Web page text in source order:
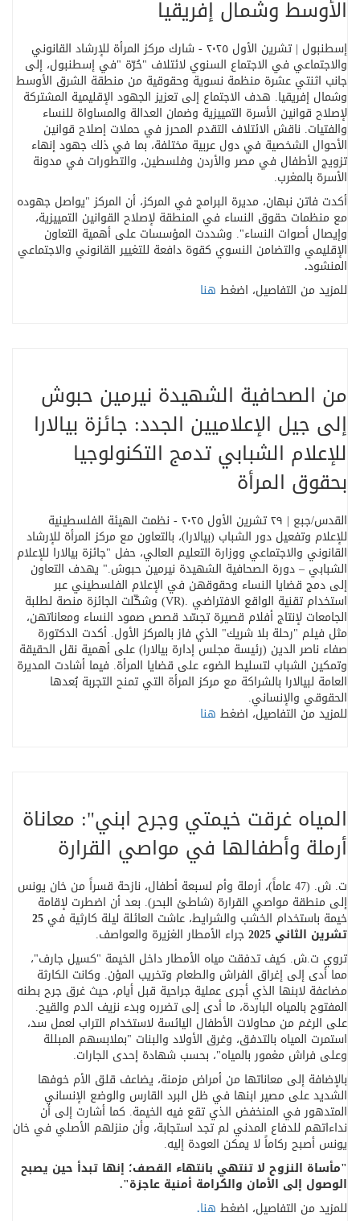
الأوسط وشمال إفريقيا
إسطنبول | تشرين الأول ٢٠٢٥ - شارك مركز المرأة للإرشاد القانوني
والاجتماعي في الاجتماع السنوي لائتلاف "حُرّة "في إسطنبول، إلى
جانب اثنتي عشرة منظمة نسوية وحقوقية من منطقة الشرق الأوسط
وشمال إفريقيا. هدف الاجتماع إلى تعزيز الجهود الإقليمية المشتركة
لإصلاح قوانين الأسرة التمييزية وضمان العدالة والمساواة للنساء
والفتيات. ناقش الائتلاف التقدم المحرز في حملات إصلاح قوانين
الأحوال الشخصية في دول عربية مختلفة، بما في ذلك جهود إنهاء
تزويج الأطفال في مصر والأردن وفلسطين، والتطورات في مدونة
الأسرة بالمغرب.
أكدت فاتن نبهان، مديرة البرامج في المركز، أن المركز "يواصل جهوده
مع منظمات حقوق النساء في المنطقة لإصلاح القوانين التمييزية،
وإيصال أصوات النساء". وشددت المؤسسات على أهمية التعاون
الإقليمي والتضامن النسوي كقوة دافعة للتغيير القانوني والاجتماعي
المنشود.
للمزيد من التفاصيل، اضغط هنا
من الصحافية الشهيدة نيرمين حبوش
إلى جيل الإعلاميين الجدد: جائزة بيالارا
للإعلام الشبابي تدمج التكنولوجيا
بحقوق المرأة
القدس/جبع | ٢٩ تشرين الأول ٢٠٢٥ - نظمت الهيئة الفلسطينية
للإعلام وتفعيل دور الشباب (بيالارا)، بالتعاون مع مركز المرأة للإرشاد
القانوني والاجتماعي ووزارة التعليم العالي، حفل "جائزة بيالارا للإعلام
الشبابي – دورة الصحافية الشهيدة نيرمين حبوش". يهدف التعاون
إلى دمج قضايا النساء وحقوقهن في الإعلام الفلسطيني عبر
استخدام تقنية الواقع الافتراضي (VR). وشكّلت الجائزة منصة لطلبة
الجامعات لإنتاج أفلام قصيرة تجسّد قصص صمود النساء ومعاناتهن،
مثل فيلم "رحلة بلا شريك" الذي فاز بالمركز الأول. أكدت الدكتورة
صفاء ناصر الدين (رئيسة مجلس إدارة بيالارا) على أهمية نقل الحقيقة
وتمكين الشباب لتسليط الضوء على قضايا المرأة. فيما أشادت المديرة
العامة لبيالارا بالشراكة مع مركز المرأة التي تمنح التجربة بُعدها
الحقوقي والإنساني.
للمزيد من التفاصيل، اضغط هنا
المياه غرقت خيمتي وجرح ابني": معاناة
أرملة وأطفالها في مواصي القرارة
ت. ش. (47 عاماً)، أرملة وأم لسبعة أطفال، نازحة قسراً من خان يونس
إلى منطقة مواصي القرارة (شاطئ البحر). بعد أن اضطرت لإقامة
خيمة باستخدام الخشب والشرايط، عاشت العائلة ليلة كارثية في 25
تشرين الثاني 2025 جراء الأمطار الغزيرة والعواصف.
تروي ت.ش. كيف تدفقت مياه الأمطار داخل الخيمة "كسيل جارف"،
مما أدى إلى إغراق الفراش والطعام وتخريب المؤن. وكانت الكارثة
مضاعفة لابنها الذي أجرى عملية جراحية قبل أيام، حيث غرق جرح بطنه
المفتوح بالمياه الباردة، ما أدى إلى تضرره وبدء نزيف الدم والقيح.
على الرغم من محاولات الأطفال اليائسة لاستخدام التراب لعمل سد،
استمرت المياه بالتدفق، وغرق الأولاد والبنات "بملابسهم المبللة
وعلى فراش مغمور بالمياه"، بحسب شهادة إحدى الجارات.
بالإضافة إلى معاناتها من أمراض مزمنة، يضاعف قلق الأم خوفها
الشديد على مصير ابنها في ظل البرد القارس والوضع الإنساني
المتدهور في المنخفض الذي تقع فيه الخيمة. كما أشارت إلى أن
نداءاتهم للدفاع المدني لم تجد استجابة، وأن منزلهم الأصلي في خان
يونس أصبح ركاماً لا يمكن العودة إليه.
"مأساة النزوح لا تنتهي بانتهاء القصف؛ إنها تبدأ حين يصبح
الوصول إلى الأمان والكرامة أمنية عاجزة."
للمزيد من التفاصيل، اضغط هنا.